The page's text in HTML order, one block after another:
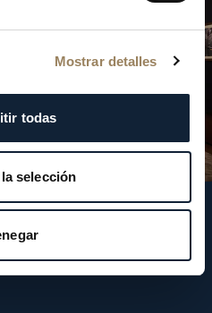
Mostrar detalles
todas
selección